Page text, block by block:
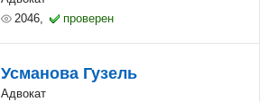
2046,
проверен
Усманова Гузель
Адвокат